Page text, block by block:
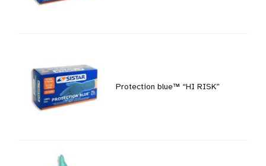
Protection blue™ “HI RISK”